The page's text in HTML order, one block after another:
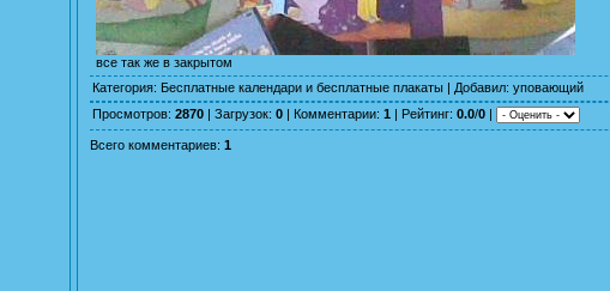
все так же в закрытом
Категория: Бесплатные календари и бесплатные плакаты | Добавил: уповающий
Просмотров: 2870 | Загрузок: 0 | Комментарии: 1 | Рейтинг: 0.0/0 |
Всего комментариев: 1